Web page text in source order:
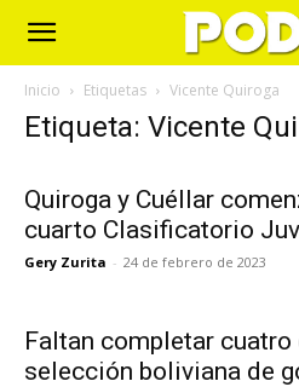
Inicio Etiquetas Vicente Quiroga
Etiqueta: Vicente
Quiroga y Cuéllar
cuarto Clasificatorio
Gery Zurita - 24 de febrero de 2023
Faltan completar
selección boliviana de